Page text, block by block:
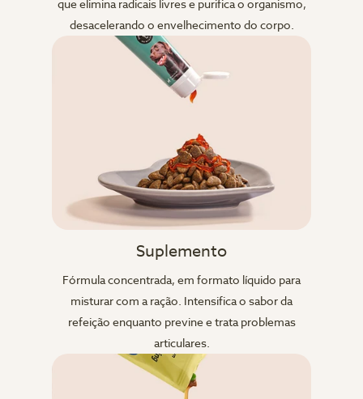
que elimina radicais livres e purifica o organismo,
desacelerando o envelhecimento do corpo.
Suplemento
Fórmula concentrada, em formato líquido para
misturar com a ração. Intensifica o sabor da
refeição enquanto previne e trata problemas
articulares.